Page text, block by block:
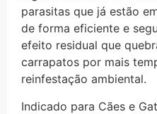
parasitas que já estão
de forma eficiente e
efeito residual que
carrapatos por mais
reinfestação ambiental.
Indicado para Cães e